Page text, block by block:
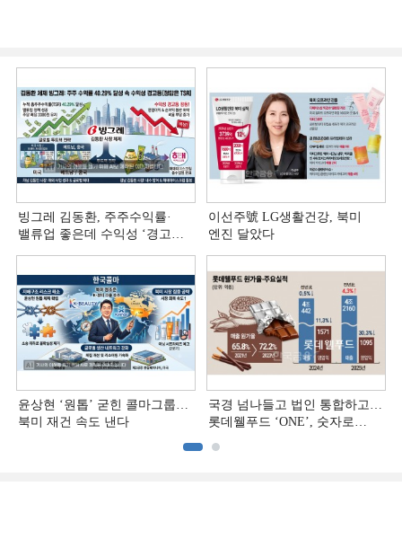
빙그레 김동환, 주주수익률·
밸류업 좋은데 수익성 ‘경고등ʼ
이선주號 LG생활건강, 북미
엔진 달았다
윤상현 ‘원톱ʼ 굳힌 콜마그룹…
북미 재건 속도 낸다
국경 넘나들고 법인 통합하고…
롯데웰푸드 ‘ONE’, 숫자로